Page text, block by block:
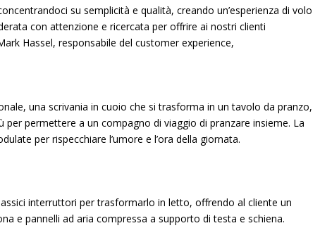
su semplicità e qualità, creando un’esperienza di volo
con attenzione e ricercata per offrire ai nostri clienti
Hassel, responsabile del customer experience,
una scrivania in cuoio che si trasforma in un tavolo da pranzo,
per permettere a un compagno di viaggio di pranzare insieme. La
per rispecchiare l’umore e l’ora della giornata.
interruttori per trasformarlo in letto, offrendo al cliente un
e pannelli ad aria compressa a supporto di testa e schiena.